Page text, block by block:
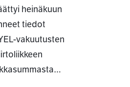
heinäkuun
tiedot
vakuutusten